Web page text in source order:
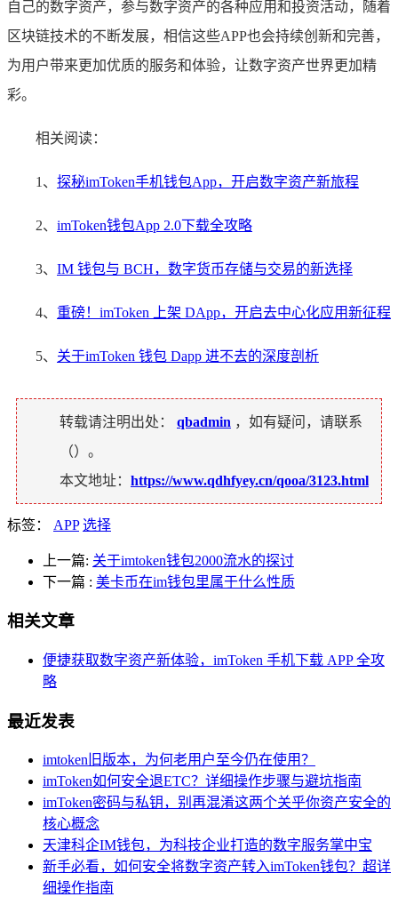
自己的数字资产，参与数字资产的各种应用和投资活动，随着
区块链技术的不断发展，相信这些APP也会持续创新和完善，
为用户带来更加优质的服务和体验，让数字资产世界更加精
彩。
相关阅读：
1、 探秘imToken手机钱包App，开启数字资产新旅程
2、 imToken钱包App 2.0下载全攻略
3、 IM 钱包与 BCH，数字货币存储与交易的新选择
4、 重磅！imToken 上架 DApp，开启去中心化应用新征程
5、 关于imToken 钱包 Dapp 进不去的深度剖析
转载请注明出处： qbadmin ，如有疑问，请联系
（）。
本文地址： https://www.qdhfyey.cn/qooa/3123.html
标签： APP 选择
上一篇: 关于imtoken钱包2000流水的探讨
下一篇 : 美卡币在im钱包里属于什么性质
相关文章
便捷获取数字资产新体验，imToken 手机下载 APP 全攻
略
最近发表
imtoken旧版本，为何老用户至今仍在使用？
imToken如何安全退ETC？详细操作步骤与避坑指南
imToken密码与私钥，别再混淆这两个关乎你资产安全的
核心概念
天津科企IM钱包，为科技企业打造的数字服务掌中宝
新手必看，如何安全将数字资产转入imToken钱包？超详
细操作指南